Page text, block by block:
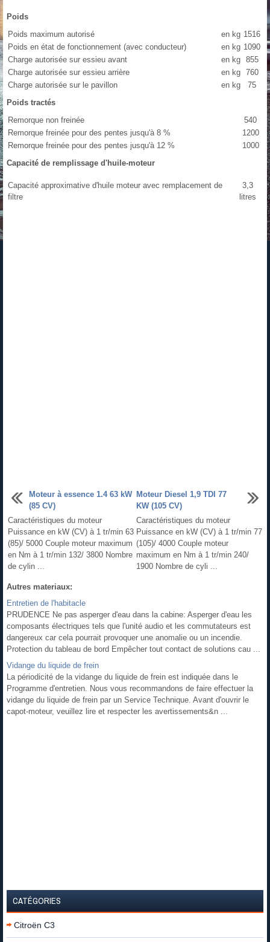
Poids
Poids maximum autorisé
en kg 1516
Poids en état de fonctionnement (avec conducteur)
en kg 1090
Charge autorisée sur essieu avant
en kg 855
Charge autorisée sur essieu arrière
en kg 760
Charge autorisée sur le pavillon
en kg
75
Poids tractés
Remorque non freinée
540
Remorque freinée pour des pentes jusqu'à 8 %
1200
Remorque freinée pour des pentes jusqu'à 12 %
1000
Capacité de remplissage d'huile-moteur
Capacité approximative d'huile moteur avec remplacement de
filtre
3,3
litres
Moteur à essence 1.4 63 kW
(85 CV)
Caractéristiques du moteur
Puissance en kW (CV) à 1 tr/min 63
(85)/ 5000 Couple moteur maximum
en Nm à 1 tr/min 132/ 3800 Nombre
de cylin ...
Moteur Diesel 1,9 TDI 77
KW (105 CV)
Caractéristiques du moteur
Puissance en kW (CV) à 1 tr/min 77
(105)/ 4000 Couple moteur
maximum en Nm à 1 tr/min 240/
1900 Nombre de cyli ...
Autres materiaux:
Entretien de l'habitacle
PRUDENCE Ne pas asperger d'eau dans la cabine: Asperger d'eau les
composants électriques tels que l'unité audio et les commutateurs est
dangereux car cela pourrait provoquer une anomalie ou un incendie.
Protection du tableau de bord Empêcher tout contact de solutions cau ...
Vidange du liquide de frein
La périodicité de la vidange du liquide de frein est indiquée dans le
Programme d'entretien. Nous vous recommandons de faire effectuer la
vidange du liquide de frein par un Service Technique. Avant d'ouvrir le
capot-moteur, veuillez lire et respecter les avertissements&n ...
CATÉGORIES
Citroën C3